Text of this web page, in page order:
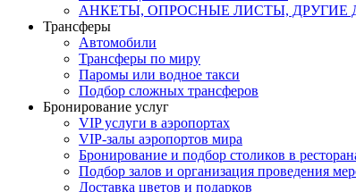
АНКЕТЫ, ОПРОСНЫЕ ЛИСТЫ,
Трансферы
Автомобили
Трансферы по миру
Паромы или водное такси
Подбор сложных трансферов
Бронирование услуг
VIP услуги в аэропортах
VIP-залы аэропортов мира
Бронирование и подбор столиков в
Подбор залов и организация проведения
Доставка цветов и подарков